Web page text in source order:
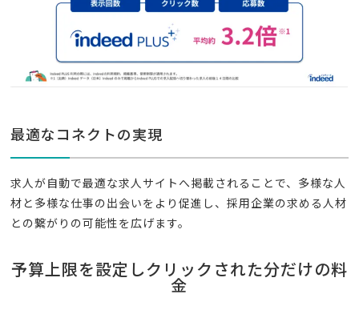
最適なコネクトの実現
求人が自動で最適な求人サイトへ掲載されることで、多様な人
材と多様な仕事の出会いをより促進し、採用企業の求める人材
との繋がりの可能性を広げます。
予算上限を設定しクリックされた分だけの料
金